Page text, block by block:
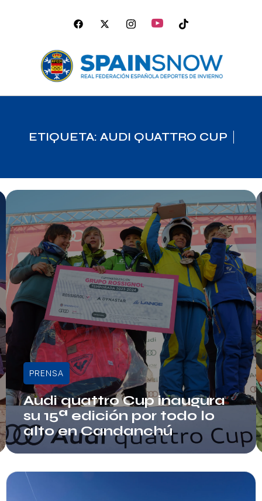
ETIQUETA: AUDI QUATTRO CUP
PRENSA
Audi quattro Cup inaugura
su 15ª edición por todo lo
alto en Candanchú